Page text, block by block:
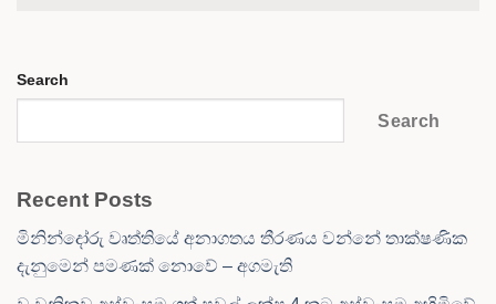
Search
Search
Recent Posts
මිනින්දෝරු වෘත්තියේ අනාගතය තීරණය වන්නේ තාක්ෂණික
දැනුමෙන් පමණක් නොවේ – අගමැති